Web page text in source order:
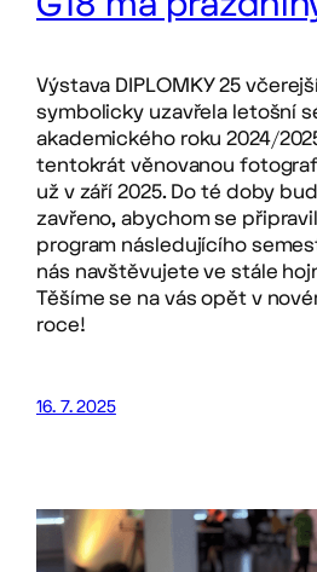
Výstava DIPLOMKY 25
symbolicky uzavřela letošní
akademického roku 2024/
tentokrát věnovanou
už v září 2025. Do té doby
zavřeno, abychom se
program následujícího
nás navštěvujete ve stále
Těšíme se na vás opět v
roce!
16. 7. 2025